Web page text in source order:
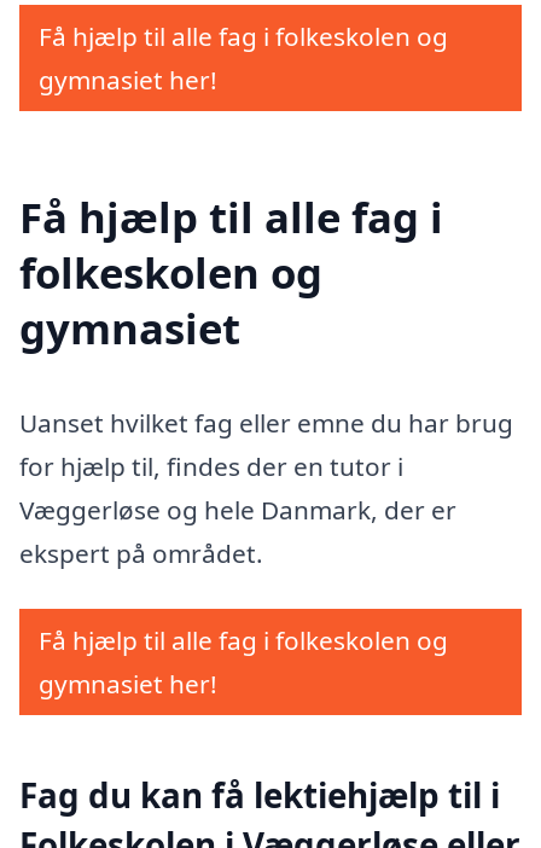
Få hjælp til alle fag i folkeskolen og
gymnasiet her!
Få hjælp til alle fag i
folkeskolen og
gymnasiet
Uanset hvilket fag eller emne du har brug
for hjælp til, findes der en tutor i
Væggerløse og hele Danmark, der er
ekspert på området.
Få hjælp til alle fag i folkeskolen og
gymnasiet her!
Fag du kan få lektiehjælp til i